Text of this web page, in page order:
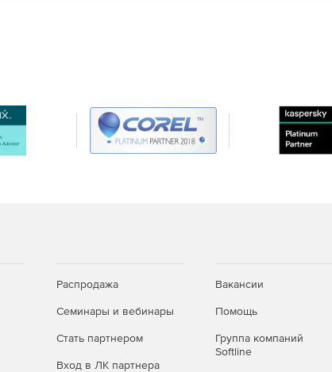
Распродажа
Семинары и вебинары
Стать партнером
Вход в ЛК партнера
Вакансии
Помощь
Группа компаний
Softline